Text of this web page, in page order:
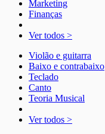
Marketing
Finanças
Ver todos >
Violão e guitarra
Baixo e contrabaixo
Teclado
Canto
Teoria Musical
Ver todos >